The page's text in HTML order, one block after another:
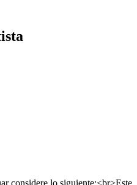
considere lo siguiente:<br>Este